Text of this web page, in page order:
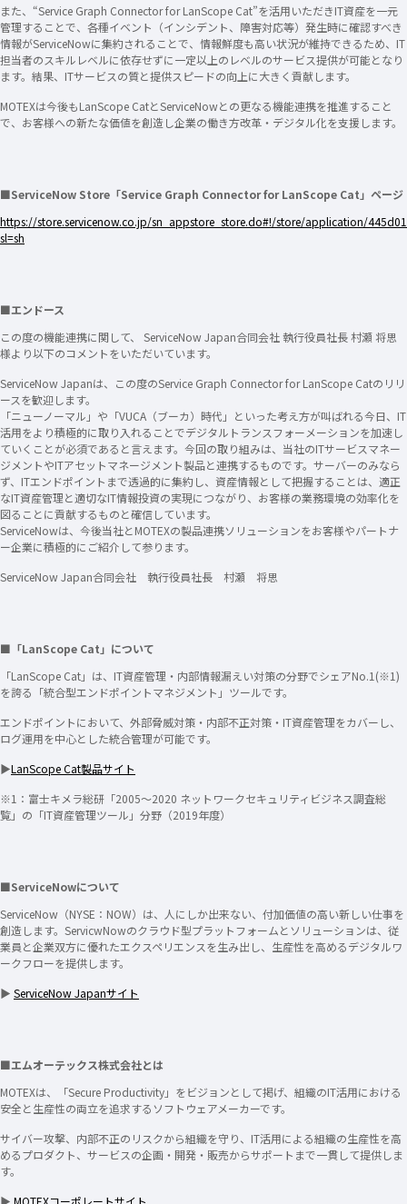
また、“Service Graph Connector for LanScope Cat”を活用いただきIT資産を一元
管理することで、各種イベント（インシデント、障害対応等）発生時に確認すべき
情報がServiceNowに集約されることで、情報鮮度も高い状況が維持できるため、IT
担当者のスキルレベルに依存せずに一定以上のレベルのサービス提供が可能となり
ます。結果、ITサービスの質と提供スピードの向上に大きく貢献します。
MOTEXは今後もLanScope CatとServiceNowとの更なる機能連携を推進すること
で、お客様への新たな価値を創造し企業の働き方改革・デジタル化を支援します。
■ServiceNow Store「Service Graph Connector for LanScope Cat」ページ
https://store.servicenow.co.jp/sn_appstore_store.do#!/store/application/
sl=sh
■エンドース
この度の機能連携に関して、 ServiceNow Japan合同会社 執行役員社長 村瀬 将思
様より以下のコメントをいただいています。
ServiceNow Japanは、この度のService Graph Connector for LanScope Catのリリ
ースを歓迎します。
「ニューノーマル」や「VUCA（ブーカ）時代」といった考え方が叫ばれる今日、IT
活用をより積極的に取り入れることでデジタルトランスフォーメーションを加速し
ていくことが必須であると言えます。今回の取り組みは、当社のITサービスマネー
ジメントやITアセットマネージメント製品と連携するものです。サーバーのみなら
ず、ITエンドポイントまで透過的に集約し、資産情報として把握することは、適正
なIT資産管理と適切なIT情報投資の実現につながり、お客様の業務環境の効率化を
図ることに貢献するものと確信しています。
ServiceNowは、今後当社とMOTEXの製品連携ソリューションをお客様やパートナ
ー企業に積極的にご紹介して参ります。
ServiceNow Japan合同会社 執行役員社長 村瀬 将思
■「LanScope Cat」について
「LanScope Cat」は、IT資産管理・内部情報漏えい対策の分野でシェアNo.1(※1)
を誇る「統合型エンドポイントマネジメント」ツールです。
エンドポイントにおいて、外部脅威対策・内部不正対策・IT資産管理をカバーし、
ログ運用を中心とした統合管理が可能です。
▶LanScope Cat製品サイト
※1：富士キメラ総研「2005～2020 ネットワークセキュリティビジネス調査総
覧」の「IT資産管理ツール」分野（2019年度）
■ServiceNowについて
ServiceNow（NYSE：NOW）は、人にしか出来ない、付加価値の高い新しい仕事を
創造します。ServicwNowのクラウド型プラットフォームとソリューションは、従
業員と企業双方に優れたエクスペリエンスを生み出し、生産性を高めるデジタルワ
ークフローを提供します。
▶ ServiceNow Japanサイト
■エムオーテックス株式会社とは
MOTEXは、「Secure Productivity」をビジョンとして掲げ、組織のIT活用における
安全と生産性の両立を追求するソフトウェアメーカーです。
サイバー攻撃、内部不正のリスクから組織を守り、IT活用による組織の生産性を高
めるプロダクト、サービスの企画・開発・販売からサポートまで一貫して提供しま
す。